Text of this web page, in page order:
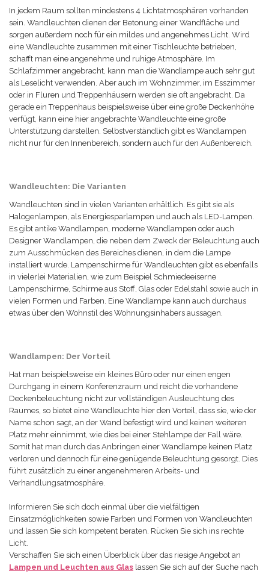
In jedem Raum sollten mindestens 4 Lichtatmosphären vorhanden
sein. Wandleuchten dienen der Betonung einer Wandfläche und
sorgen außerdem noch für ein mildes und angenehmes Licht. Wird
eine Wandleuchte zusammen mit einer Tischleuchte betrieben,
schafft man eine angenehme und ruhige Atmosphäre. Im
Schlafzimmer angebracht, kann man die Wandlampe auch sehr gut
als Leselicht verwenden. Aber auch im Wohnzimmer, im Esszimmer
oder in Fluren und Treppenhäusern werden sie oft angebracht. Da
gerade ein Treppenhaus beispielsweise über eine große Deckenhöhe
verfügt, kann eine hier angebrachte Wandleuchte eine große
Unterstützung darstellen. Selbstverständlich gibt es Wandlampen
nicht nur für den Innenbereich, sondern auch für den Außenbereich.
Wandleuchten: Die Varianten
Wandleuchten sind in vielen Varianten erhältlich. Es gibt sie als
Halogenlampen, als Energiesparlampen und auch als LED-Lampen.
Es gibt antike Wandlampen, moderne Wandlampen oder auch
Designer Wandlampen, die neben dem Zweck der Beleuchtung auch
zum Ausschmücken des Bereiches dienen, in dem die Lampe
installiert wurde. Lampenschirme für Wandleuchten gibt es ebenfalls
in vielerlei Materialien, wie zum Beispiel Schmiedeeiserne
Lampenschirme, Schirme aus Stoff, Glas oder Edelstahl sowie auch in
vielen Formen und Farben. Eine Wandlampe kann auch durchaus
etwas über den Wohnstil des Wohnungsinhabers aussagen.
Wandlampen: Der Vorteil
Hat man beispielsweise ein kleines Büro oder nur einen engen
Durchgang in einem Konferenzraum und reicht die vorhandene
Deckenbeleuchtung nicht zur vollständigen Ausleuchtung des
Raumes, so bietet eine Wandleuchte hier den Vorteil, dass sie, wie der
Name schon sagt, an der Wand befestigt wird und keinen weiteren
Platz mehr einnimmt, wie dies bei einer Stehlampe der Fall wäre.
Somit hat man durch das Anbringen einer Wandlampe keinen Platz
verloren und dennoch für eine genügende Beleuchtung gesorgt. Dies
führt zusätzlich zu einer angenehmeren Arbeits- und
Verhandlungsatmosphäre.
Informieren Sie sich doch einmal über die vielfältigen
Einsatzmöglichkeiten sowie Farben und Formen von Wandleuchten
und lassen Sie sich kompetent beraten. Rücken Sie sich ins rechte
Licht.
Verschaffen Sie sich einen Überblick über das riesige Angebot an
Lampen und Leuchten aus Glas lassen Sie sich auf der Suche nach